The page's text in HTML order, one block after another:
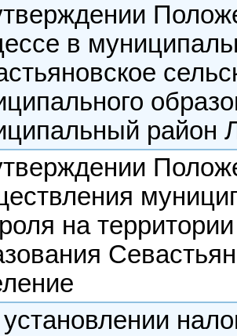
в
район
на